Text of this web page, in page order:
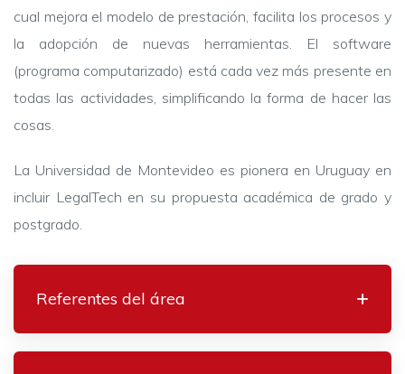
cual mejora el modelo de prestación, facilita los procesos y
la adopción de nuevas herramientas. El software
(programa computarizado) está cada vez más presente en
todas las actividades, simplificando la forma de hacer las
cosas.
La Universidad de Montevideo es pionera en Uruguay en
incluir LegalTech en su propuesta académica de grado y
postgrado.
Referentes del área